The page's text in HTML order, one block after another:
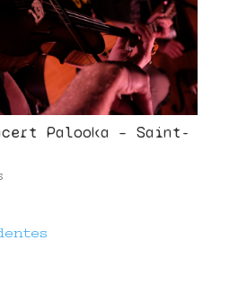
Palooka – Saint-